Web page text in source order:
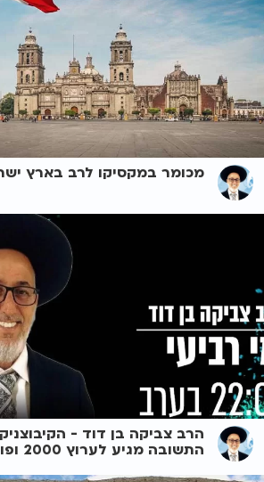
מכומר במקסיקו לרב בארץ
הרב צביקה בן דוד -
התשובה מגיע לערוץ 2000 ופותח הכל!